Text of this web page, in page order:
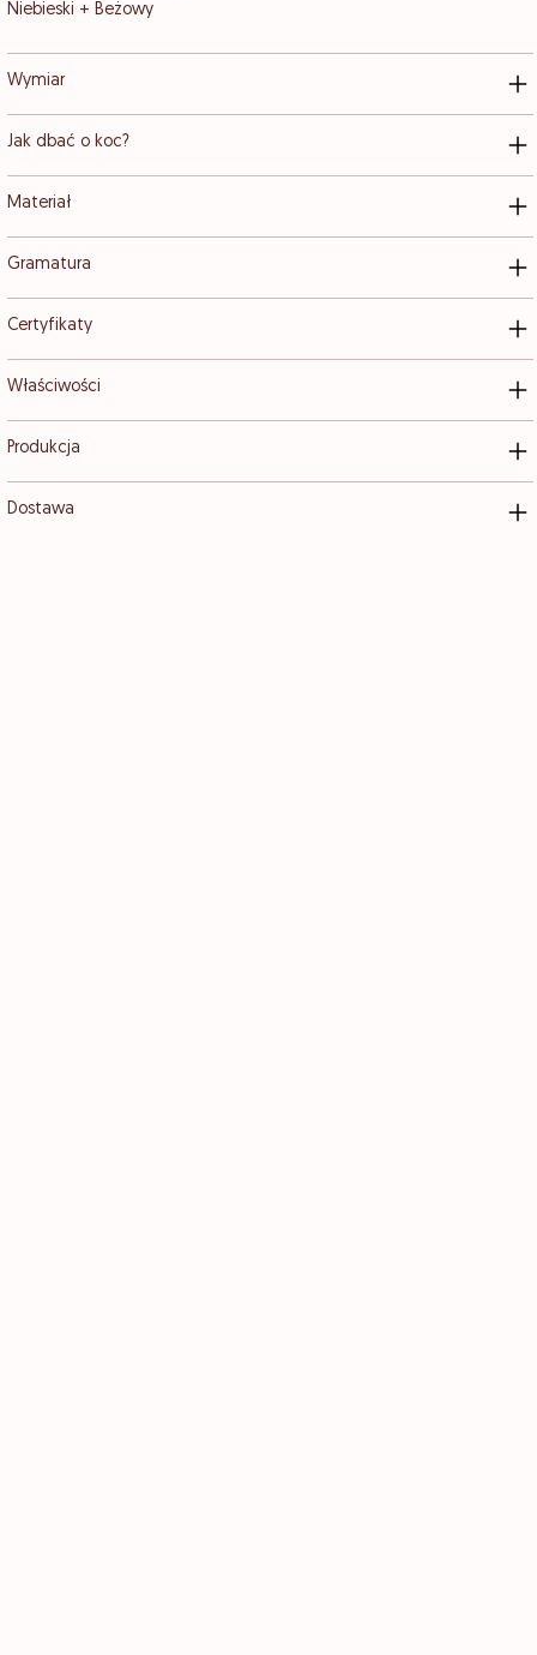
Niebieski + Beżowy
Wymiar
Jak dbać o koc?
Materiał
Gramatura
Certyfikaty
Właściwości
Produkcja
Dostawa